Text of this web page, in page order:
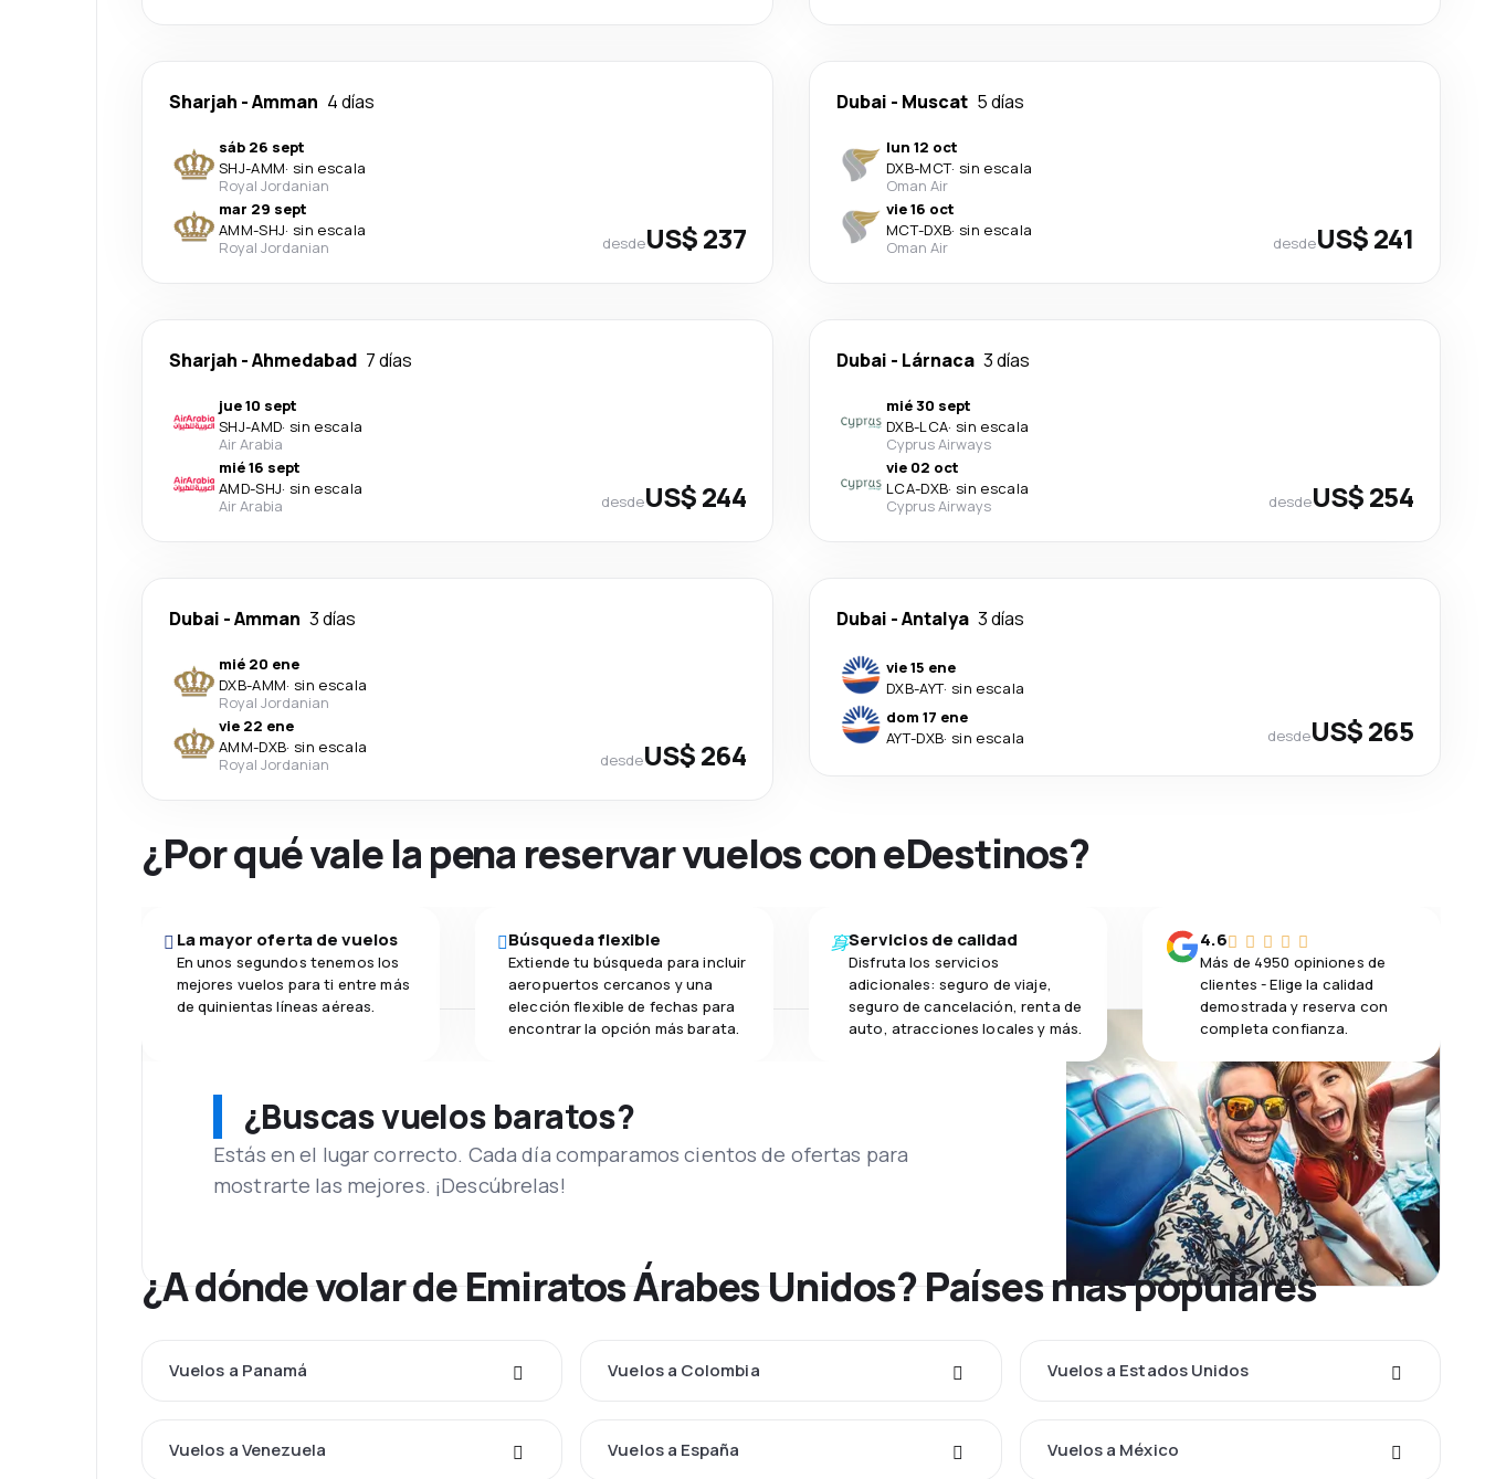
Sharjah -Amman 4 días
sáb 26 sept
SHJ-AMM· sin escala
Royal Jordanian
mar 29 sept
AMM-SHJ· sin escala
Royal Jordanian
desdeUS$ 237
Dubai - Muscat 5 días
lun 12 oct
DXB-MCT· sin escala
Oman Air
vie 16 oct
MCT-DXB· sin escala
Oman Air
desdeUS$ 241
Sharjah -Ahmedabad 7 días
jue 10 sept
SHJ-AMD· sin escala
Air Arabia
mié 16 sept
AMD-SHJ· sin escala
Air Arabia
desdeUS$ 244
Dubai - Lárnaca 3 días
mié 30 sept
DXB-LCA· sin escala
Cyprus Airways
vie 02 oct
LCA-DXB· sin escala
Cyprus Airways
desdeUS$ 254
Dubai -Amman 3 días
mié 20 ene
DXB-AMM· sin escala
Royal Jordanian
vie 22 ene
AMM-DXB· sin escala
Royal Jordanian
desdeUS$ 264
Dubai -Antalya 3 días
vie 15 ene
DXB-AYT· sin escala
dom 17 ene
AYT-DXB· sin escala desdeUS$ 265
¿Por qué vale la pena reservar vuelos con eDestinos?
La mayor oferta de vuelos
En unos segundos tenemos los
mejores vuelos para ti entre más
de quinientas líneas aéreas.
Búsqueda flexible
Extiende tu búsqueda para incluir
aeropuertos cercanos y una
elección flexible de fechas para
encontrar la opción más barata.
Servicios de calidad
Disfruta los servicios
adicionales: seguro de viaje,
seguro de cancelación, renta de
auto, atracciones locales y más.
4.6
Más de 4950 opiniones de
clientes - Elige la calidad
demostrada y reserva con
completa confianza.
¿Buscas vuelos baratos?
Estás en el lugar correcto. Cada día comparamos cientos de ofertas para
mostrarte las mejores. ¡Descúbrelas!
¿A dónde volar de Emiratos Árabes Unidos? Países más populares
Vuelos a Panamá Vuelos a Colombia Vuelos a Estados Unidos
Vuelos a Venezuela Vuelos a España Vuelos a México